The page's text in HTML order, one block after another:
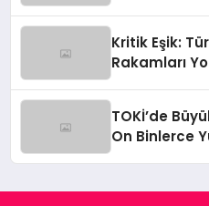
Kritik Eşik:
Rakamları
TOKİ’de
On Binlerce